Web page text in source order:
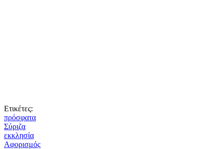
Ετικέτες:
πρόσφατα
Σύριζα
εκκλησία
Αφορισμός